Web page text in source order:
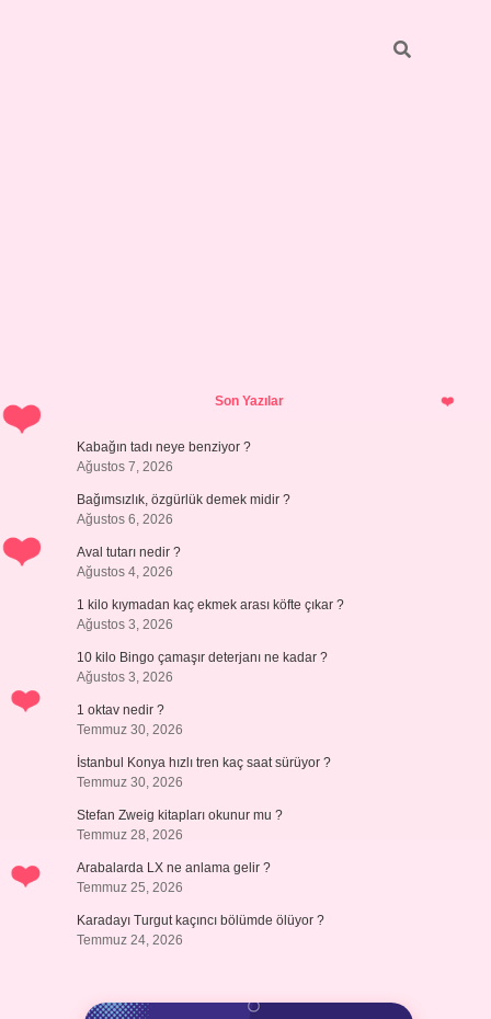
SidebarSon Yazılar
Kabağın tadı neye benziyor ?
Ağustos 7, 2026
Bağımsızlık, özgürlük demek midir ?
Ağustos 6, 2026
Aval tutarı nedir ?
Ağustos 4, 2026
1 kilo kıymadan kaç ekmek arası köfte çıkar ?
Ağustos 3, 2026
10 kilo Bingo çamaşır deterjanı ne kadar ?
Ağustos 3, 2026
1 oktav nedir ?
Temmuz 30, 2026
İstanbul Konya hızlı tren kaç saat sürüyor ?
Temmuz 30, 2026
Stefan Zweig kitapları okunur mu ?
Temmuz 28, 2026
Arabalarda LX ne anlama gelir ?
Temmuz 25, 2026
Karadayı Turgut kaçıncı bölümde ölüyor ?
Temmuz 24, 2026